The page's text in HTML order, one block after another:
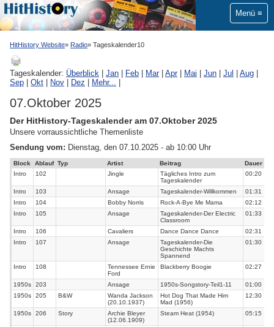
Menü
HitHistory Website Radio Tageskalender10
Tageskalender: Überblick Jan Feb Mar| Apr| Mai Jun Jul Aug
Sep
Okt Nov Dez Mehr...
07.Oktober 2025
Der HitHistory-Tageskalender am 07.Oktober 2025
Unsere vorraussichtliche Themenliste
Sendung vom: Dienstag, den 07.10.2025 - ab 10:00 Uhr
Block Ablauf Typ Artist Beitrag
Dauer
Intro
102 Jingle
Tägliches Intro zum
Tageskalender
00:20
Intro 103 Ansage Tageskalender-Willkommen
01:31
Intro
104 Bobby Norris Rock-A-Bye Me Mama
02:12
Intro
105 Ansage
Tageskalender-Der Electric
Classroom
01:33
Intro 106 Cavaliers Dance Dance Dance
02:31
Intro
107 Ansage
Tageskalender-Die
Geschichte Machts
Spannend
01:30
Intro 108
Tennessee Ernie
Ford
Blackberry Boogie 02:27
1950s 203 Ansage 1950s-Songstory-Teil1-11
01:00
1950s
205 B&W
Wanda Jackson
(20.10.1937)
Hot Dog That Made Him
Mad (1956)
12:30
1950s 206 Story
Archie Bleyer
(12.06.1909)
Steam Heat (1954) 05:15